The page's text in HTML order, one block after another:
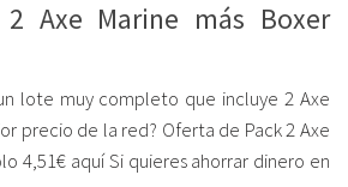
2 Axe Marine más Boxer
lote muy completo que incluye 2 Axe
precio de la red? Oferta de Pack 2 Axe
4,51€ aquí Si quieres ahorrar dinero en